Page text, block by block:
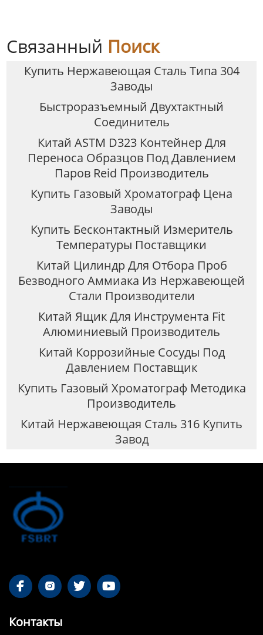
Связанный Поиск
Купить Нержавеющая Сталь Типа 304
Заводы
Быстроразъемный Двухтактный
Соединитель
Китай ASTM D323 Контейнер Для
Переноса Образцов Под Давлением
Паров Reid Производитель
Купить Газовый Хроматограф Цена
Заводы
Купить Бесконтактный Измеритель
Температуры Поставщики
Китай Цилиндр Для Отбора Проб
Безводного Аммиака Из Нержавеющей
Стали Производители
Китай Ящик Для Инструмента Fit
Алюминиевый Производитель
Китай Коррозийные Сосуды Под
Давлением Поставщик
Купить Газовый Хроматограф Методика
Производитель
Китай Нержавеющая Сталь 316 Купить
Завод
   
Контакты